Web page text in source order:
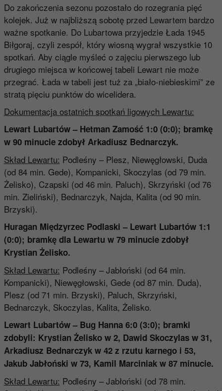
Do zakończenia sezonu pozostało do rozegrania pięć
kolejek. Już w najbliższą sobotę przed Lewartem bardzo
ważne spotkanie. Do Lubartowa przyjedzie Łada 1945
Biłgoraj, czyli zespół, który wiosną wygrał wszystkie 10
spotkań. Aby ciągle myśleć o zajęciu pierwszego lub
drugiego miejsca w końcowej tabeli Lewart nie może
przegrać. Łada w tabeli jest tuż za „biało-niebieskimi” ze
stratą pięciu punktów do wicelidera.
Dokumentacja ostatnich spotkań ligowych Lewartu:
Lewart Lubartów – Hetman Zamość 1:0 (0:0); bramkę
w 90 minucie zdobył Arkadiusz Bednarczyk.
Skład Lewartu: Podleśny – Plesz, Niewęgłowski, Duda
(od 84 min. Gede), Kompanicki, Skoczylas (od 79 min.
Żelisko), Czapski (od 46 min. Paluch), Skrzyński (od 76
min. Zieliński), Bednarczyk, Najda, Kalita (od 90 min.
Brzyski).
Huragan Międzyrzec Podlaski – Lewart Lubartów 1:1
(0:0); bramkę dla Lewartu w 79 minucie zdobył
Krystian Żelisko.
Skład Lewartu: Podleśny – Jabłoński (od 64 min.
Kompanicki), Niewęgłowski, Gede (od 87 min. Duda),
Plesz (od 71 min. Brzyski), Paluch, Skrzyński,
Bednarczyk, Skoczylas, Kalita, Żelisko.
Lewart Lubartów – Bug Hanna 6:0 (3:0); bramki
zdobyli: Krystian Żeliskow 2, Dawid Skoczylasw 31,
Arkadiusz Bednarczykw 42 z rzutu karnego i 53,
Jakub Jabłoński w 73, Kamil Marciniakw 87 minucie.
Skład Lewartu: Podleśny – Jabłoński (od 78 min.